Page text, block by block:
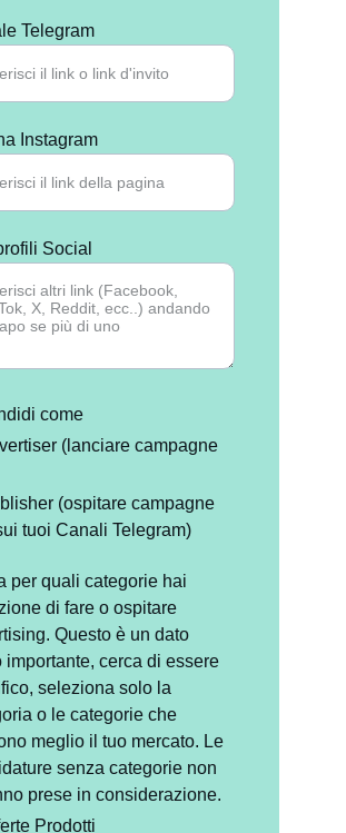
Telegram
Instagram
Social
come
(lanciare campagne
(ospitare campagne
tuoi Canali Telegram)
per quali categorie hai
di fare o ospitare
Questo è un dato
importante, cerca di essere
seleziona solo la
o le categorie che
meglio il tuo mercato. Le
senza categorie non
prese in considerazione.
Prodotti